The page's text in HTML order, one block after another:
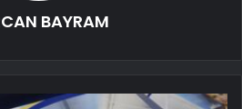
BAYRAM